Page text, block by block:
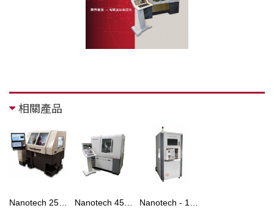
相關產品
Nanotech 450UPL 超精密金剛石加工車床